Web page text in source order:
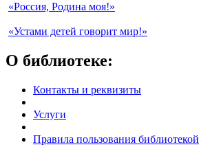
«Россия, Родина моя!»
«Устами детей говорит мир!»
О библиотеке:
Контакты и реквизиты
Услуги
Правила пользования библиотекой